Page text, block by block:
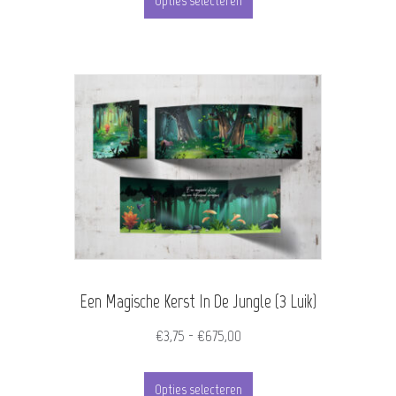
product
meerdere
variaties.
Deze
optie
kan
gekozen
op
Een Magische Kerst In De Jungle (3 Luik)
€3,75 - €675,00Prijsklasse:
tot
Opties selecteren
Dit